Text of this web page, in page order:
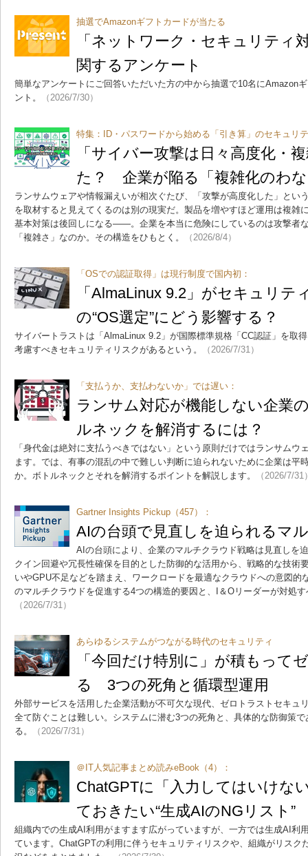
抽選でAmazonギフトカードが当たる
「ネットワーク・セキュリティ
関するアンケート
簡単なアンケートにご回答いただいた方の中から抽選で10名にAmazon
ント。
（2026/7/30）
特集：ID・パスワードから始める「引き算」のセキュリ
「サイバー攻撃は日々高度化・
た？ 企業が陥る「複雑化のわ
ランサムウェアや情報漏えいが相次ぐたび、「攻撃が高度化した」とい
を取材すると見えてくるのは別の現実だ。製品を増やすほど運用は複雑
基本対策は後回しになる――。企業を本当に危険にしているのは攻撃者
「複雑さ」なのか。その構造をひもとく。
（2026/8/4）
「OSでの認証取得」は現行制度で国内初：
「AlmaLinux 9.2」がセキュリテ
の“OS選定”にどう影響する？
サイバートラストは「AlmaLinux 9.2」が国際標準規格「CC認証」を取
考慮すべきセキュリティリスクがあるという。
（2026/7/31）
「支払うか、支払わないか」では遅い：
ランサム対応が機能しない企業
ルネックを解消するには？
「身代金は絶対に支払うべきではない」という原則だけではランサムウ
ます。では、有事の混乱の中で難しい判断に迫られないために企業は平
か。ボトルネックとそれを解消するポイントを解説します。
（2026/7/31
Gartner Insights Pickup（457）：
AIの台頭で見直しを迫られるマ
AIの台頭により、企業のマルチクラウド戦略は見直しを
クイン回避や冗長性確保を目的とした防御的な活用から、戦略的な技術
いやGPU不足などを踏まえ、ワークロードを最適なクラウドへの意図的
のマルチクラウドを促進する4つの構造的要因と、I＆Oリーダーが対処
（2026/7/31）
あらゆるシステムがつながる時代のセキュリティ
「今回だけ特別に」が積もって
る 3つの死角と循環型運用
外部サービスを活用した企業活動が不可欠な現代、ゼロトラストセキュ
全て防ぐことは難しい。システムに潜む3つの死角と、具体的な防御策
る。
（2026/7/31）
＠IT人気記事まとめ読みeBook（4）：
ChatGPTに「入力してはいけ
ておきたい“生成AIのNGリスト”
組織内での生成AI利用がますます広がっていますが、一方では生成AI利
ています。ChatGPTの利用に伴うセキュリティリスクや、組織がリスク